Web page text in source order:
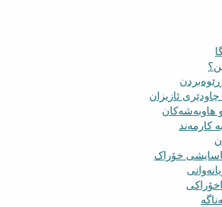
ئازیزان
و هاوبەشەکان
کارمەند
خۆراک